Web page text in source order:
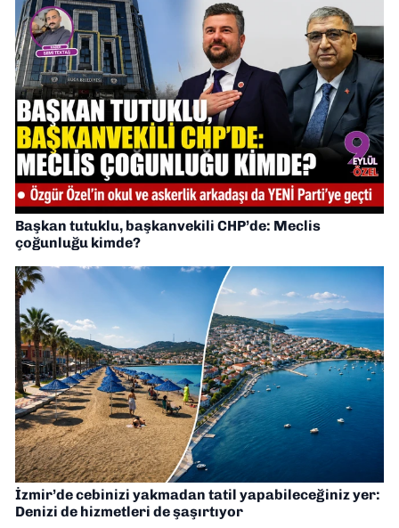
Başkan tutuklu, başkanvekili CHP’de: Meclis
çoğunluğu kimde?
İzmir’de cebinizi yakmadan tatil yapabileceğiniz yer:
Denizi de hizmetleri de şaşırtıyor